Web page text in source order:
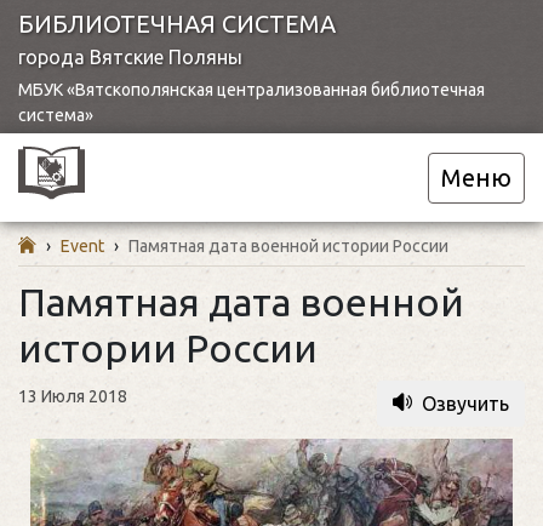
БИБЛИОТЕЧНАЯ СИСТЕМА
города Вятские Поляны
МБУК «Вятскополянская централизованная библиотечная
система»
Меню
› Event › Памятная дата военной истории России
Памятная дата военной
истории России
13 Июля 2018 Озвучить